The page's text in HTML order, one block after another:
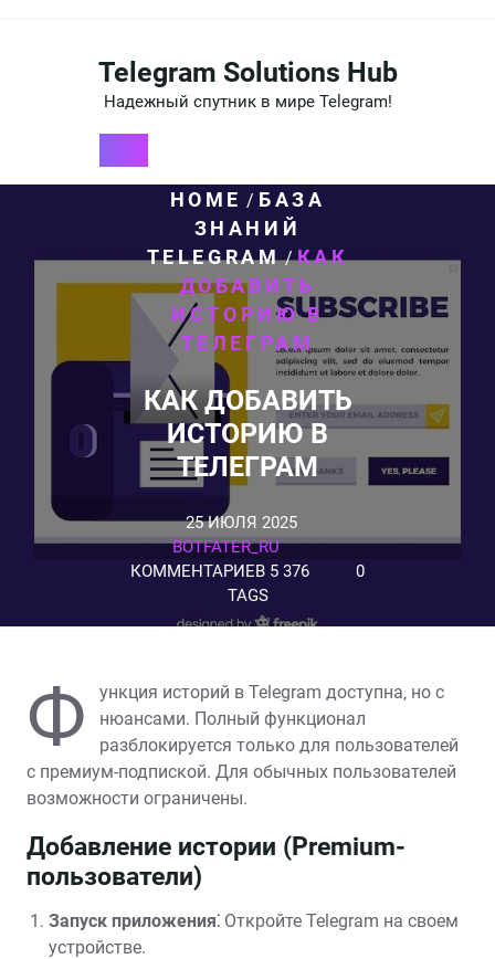
содержимомуTelegram Solutions Hub
Надежный спутник в мире Telegram!
HOME / БАЗА
ЗНАНИЙ
TELEGRAM/КАК
ДОБАВИТЬ
ИСТОРИЮ В
ТЕЛЕГРАМ
КАК ДОБАВИТЬ
ИСТОРИЮ В
ТЕЛЕГРАМ
25 ИЮЛЯ 2025
BOTFATER_RU
КОММЕНТАРИЕВ 5 376
0
TAGS
Ф
ункция историй в Telegram доступна‚ но с
нюансами. Полный функционал
разблокируется только для пользователей
с премиум-подпиской. Для обычных пользователей
возможности ограничены.
Добавление истории (Premium-
пользователи)
Запуск приложения⁚ Откройте Telegram на своем
устройстве.